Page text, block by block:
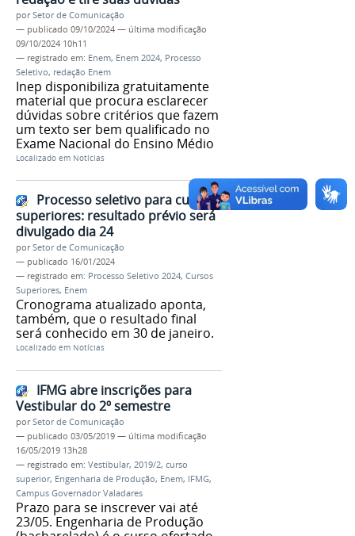
porSetor de Comunicação
— publicado 09/10/2024 — última modificação
09/10/2024 10h11
— registrado em: Enem, Enem 2024, Processo
Seletivo, redação Enem
Inep disponibiliza gratuitamente
material que procura esclarecer
dúvidas sobre critérios que fazem
um texto ser bem qualificado no
Exame Nacional do Ensino Médio
Localizado em Notícias
Processo seletivo para cursos
superiores: resultado prévio será
divulgado dia 24
porSetor de Comunicação
— publicado 16/01/2024
— registrado em: Processo Seletivo 2024, Cursos
Superiores, Enem
Cronograma atualizado aponta,
também, que o resultado final
será conhecido em 30 de janeiro.
Localizado em Notícias
IFMG abre inscrições para
Vestibular do 2º semestre
porSetor de Comunicação
— publicado 03/05/2019 — última modificação
16/05/2019 13h28
— registrado em: Vestibular, 2019/2, curso
superior, Engenharia de Produção, Enem, IFMG,
Campus Governador Valadares
Prazo para se inscrever vai até
23/05. Engenharia de Produção